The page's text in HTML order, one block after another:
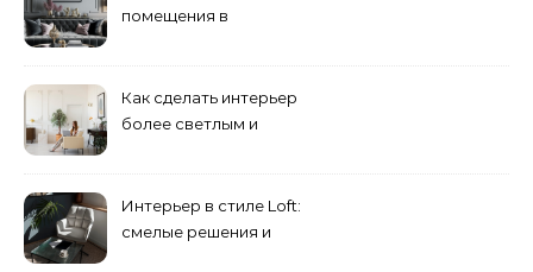
помещения в
направлений для создания
уникального комплекса
Как сделать интерьер
более светлым и
помещения
Интерьер в стиле Loft:
смелые решения и